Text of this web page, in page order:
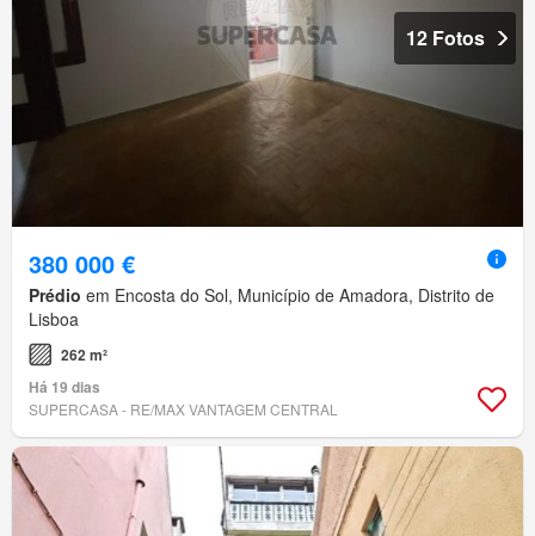
12 Fotos
380 000 €
Prédio em Encosta do Sol, Município de Amadora, Distrito de
Lisboa
262 m²
Há 19 dias
SUPERCASA - RE/MAX VANTAGEM CENTRAL